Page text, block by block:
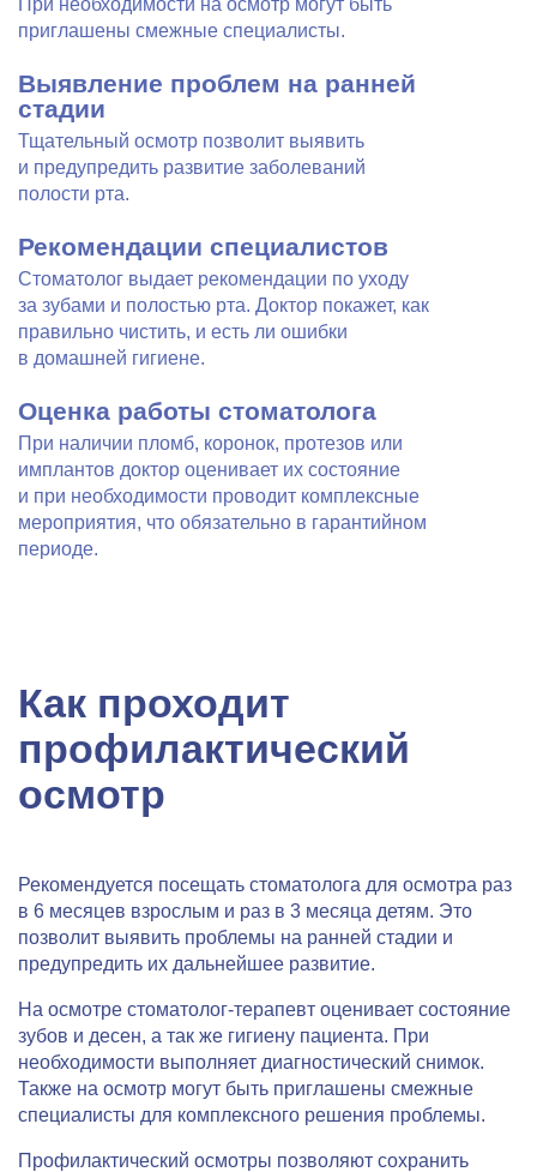
При необходимости на осмотр могут быть
приглашены смежные специалисты.
Выявление проблем на ранней
стадии
Тщательный осмотр позволит выявить
и предупредить развитие заболеваний
полости рта.
Рекомендации специалистов
Стоматолог выдает рекомендации по уходу
за зубами и полостью рта. Доктор покажет, как
правильно чистить, и есть ли ошибки
в домашней гигиене.
Оценка работы стоматолога
При наличии пломб, коронок, протезов или
имплантов доктор оценивает их состояние
и при необходимости проводит комплексные
мероприятия, что обязательно в гарантийном
периоде.
Как проходит
профилактический
осмотр
Рекомендуется посещать стоматолога для осмотра раз
в 6 месяцев взрослым и раз в 3 месяца детям. Это
позволит выявить проблемы на ранней стадии и
предупредить их дальнейшее развитие.
На осмотре стоматолог-терапевт оценивает состояние
зубов и десен, а так же гигиену пациента. При
необходимости выполняет диагностический снимок.
Также на осмотр могут быть приглашены смежные
специалисты для комплексного решения проблемы.
Профилактический осмотры позволяют сохранить